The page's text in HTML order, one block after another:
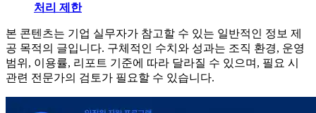
처리 제한
본 콘텐츠는 기업 실무자가 참고할 수 있는 일반적인 정보 제
공 목적의 글입니다. 구체적인 수치와 성과는 조직 환경, 운영
범위, 이용률, 리포트 기준에 따라 달라질 수 있으며, 필요 시
관련 전문가의 검토가 필요할 수 있습니다.